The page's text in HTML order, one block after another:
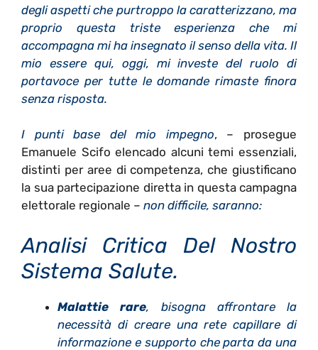
degli aspetti che purtroppo la caratterizzano, ma
proprio questa triste esperienza che mi
accompagna mi ha insegnato il senso della vita. Il
mio essere qui, oggi, mi investe del ruolo di
portavoce per tutte le domande rimaste finora
senza risposta.
I punti base del mio impegno, – prosegue
Emanuele Scifo elencado alcuni temi essenziali,
distinti per aree di competenza, che giustificano
la sua partecipazione diretta in questa campagna
elettorale regionale – non difficile, saranno:
Analisi Critica Del Nostro
Sistema Salute.
Malattie rare, bisogna affrontare la
necessità di creare una rete capillare di
informazione e supporto che parta da una